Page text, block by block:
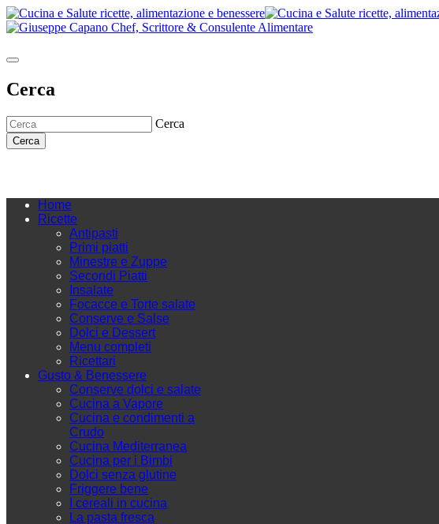
Cerca
Cerca
Cerca
Home
Ricette
Antipasti
Primi piatti
Minestre e Zuppe
Secondi Piatti
Insalate
Focacce e Torte salate
Conserve e Salse
Dolci e Dessert
Menu completi
Ricettari
Gusto & Benessere
Conserve dolci e salate
Cucina a Vapore
Cucina e condimenti a
Crudo
Cucina Mediterranea
Cucina per i Bimbi
Dolci senza glutine
Friggere bene
I cereali in cucina
La pasta fresca